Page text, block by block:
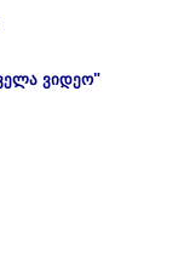
ვიდეო"